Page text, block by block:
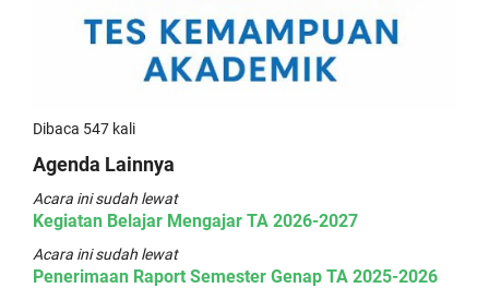
Dibaca 547 kali
Agenda Lainnya
Acara ini sudah lewat
Kegiatan Belajar Mengajar TA 2026-2027
Acara ini sudah lewat
Penerimaan Raport Semester Genap TA 2025-2026